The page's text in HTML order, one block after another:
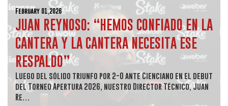
February 01,2026
JUAN REYNOSO: “HEMOS CONFIADO EN LA
CANTERA Y LA CANTERA NECESITA ESE
RESPALDO”
Luego del sólido triunfo por 2-0 ante Cienciano en el debut
del Torneo Apertura 2026, nuestro Director Técnico, Juan
Re…